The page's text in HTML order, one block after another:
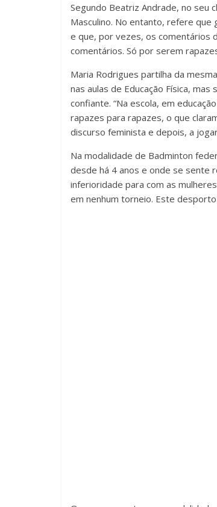
Segundo Beatriz Andrade, no seu
Masculino. No entanto, refere
e que, por vezes, os comentários
comentários. Só por serem
Maria Rodrigues partilha da
nas aulas de Educação Física,
confiante. “Na escola, em
rapazes para rapazes, o que
discurso feminista e depois, a
Na modalidade de Badminton
desde há 4 anos e onde se sente
inferioridade para com as
em nenhum torneio. Este